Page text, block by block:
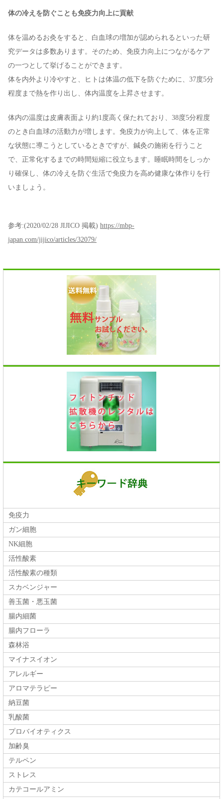
体の冷えを防ぐことも免疫力向上に貢献
体を温めるお灸をすると、白血球の増加が認められるといった研
究データは多数あります。そのため、免疫力向上につながるケア
の一つとして挙げることができます。
体を内外より冷やすと、ヒトは体温の低下を防ぐために、37度5分
程度まで熱を作り出し、体内温度を上昇させます。
体内の温度は皮膚表面より約1度高く保たれており、38度5分程度
のとき白血球の活動力が増します。免疫力が向上して、体を正常
な状態に導こうとしているときですが、鍼灸の施術を行うこと
で、正常化するまでの時間短縮に役立ちます。睡眠時間をしっか
り確保し、体の冷えを防ぐ生活で免疫力を高め健康な体作りを行
いましょう。
参考:(2020/02/28 JIJICO 掲載) https://mbp-
japan.com/jijico/articles/32079/
免疫力
ガン細胞
NK細胞
活性酸素
活性酸素の種類
スカベンジャー
善玉菌・悪玉菌
腸内細菌
腸内フローラ
森林浴
マイナスイオン
アレルギー
アロマテラピー
納豆菌
乳酸菌
プロバイオティクス
加齢臭
テルペン
ストレス
カテコールアミン